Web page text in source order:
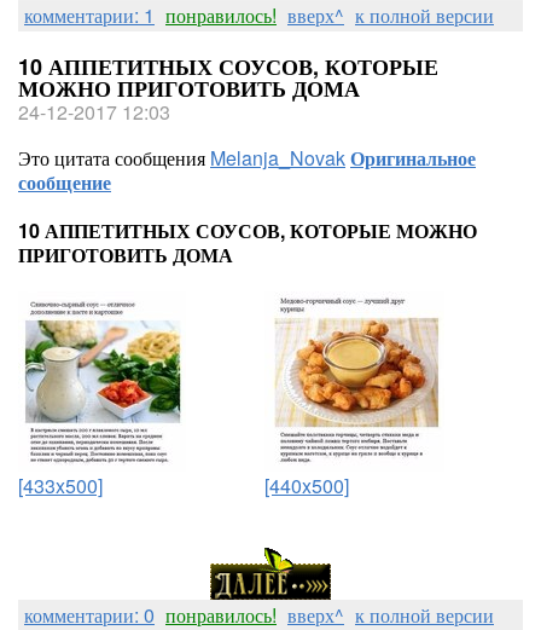
комментарии: 1 понравилось! вверх^ к полной версии
10 АППЕТИТНЫХ СОУСОВ, КОТОРЫЕ
МОЖНО ПРИГОТОВИТЬ ДОМА
24-12-2017 12:03
Это цитата сообщения Melanja_NovakОригинальное
сообщение
10 АППЕТИТНЫХ СОУСОВ, КОТОРЫЕ МОЖНО
ПРИГОТОВИТЬ ДОМА
[433x500] [440x500]
комментарии: 0 понравилось! вверх^ к полной версии